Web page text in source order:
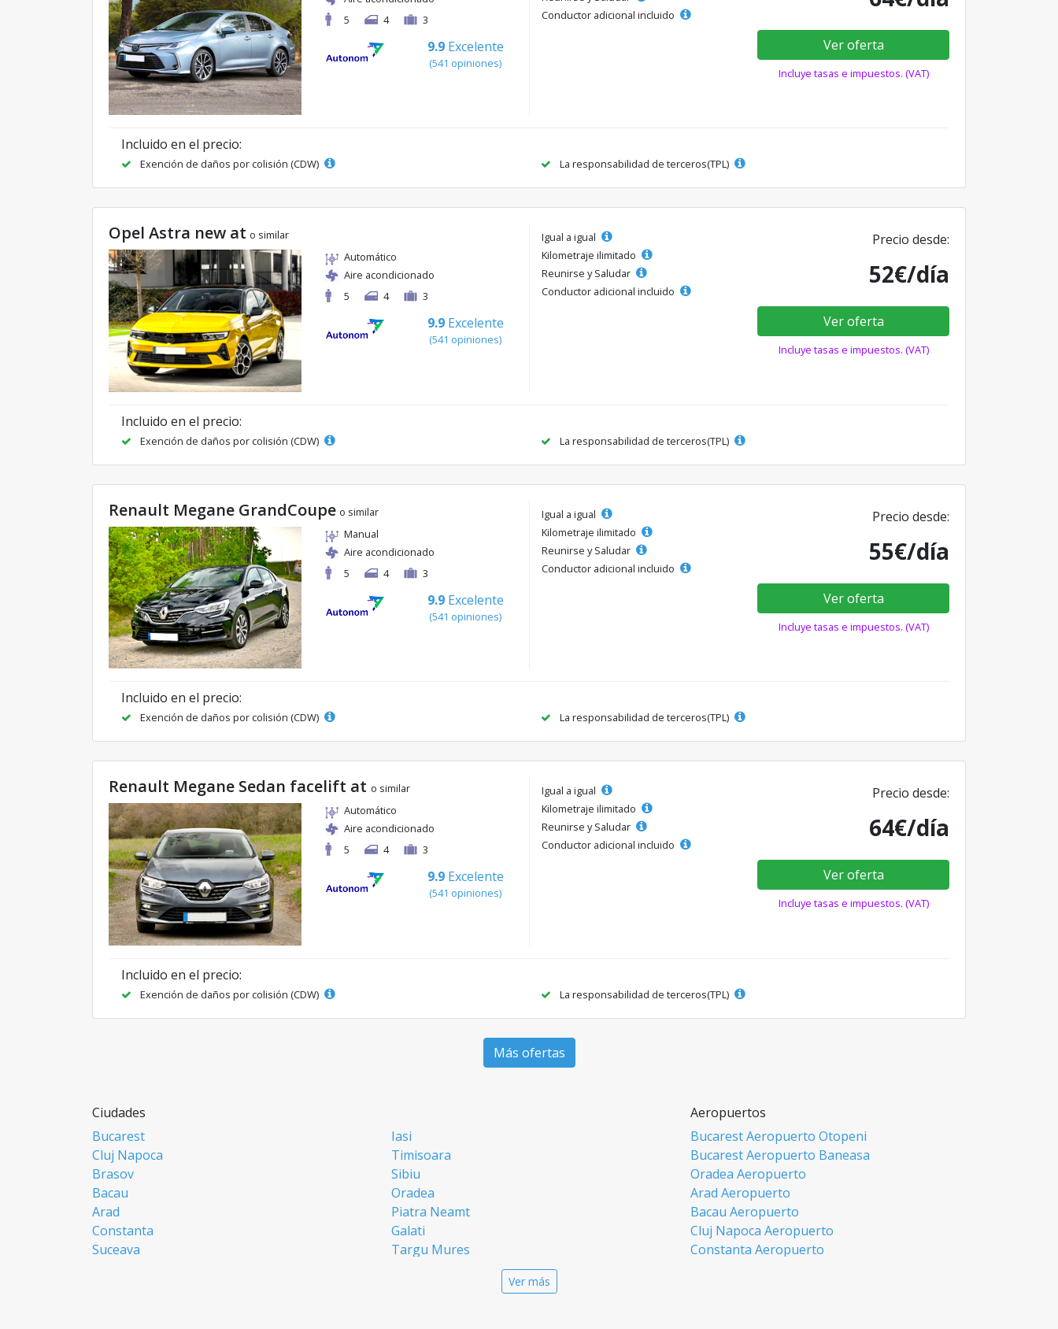
5
4 3
9.9 Excelente
(541 opiniones)
Conductor adicional incluido
Ver oferta
Incluye tasas e impuestos. (VAT)
Incluido en el precio:
Exención de daños por colisión (CDW) La responsabilidad de terceros(TPL)
Opel Astra new at o similar
Automático
Aire acondicionado
5
4 3
9.9 Excelente
(541 opiniones)
Igual a igual
Kilometraje ilimitado
Reunirse y Saludar
Conductor adicional incluido
Precio desde:
52€/día
Ver oferta
Incluye tasas e impuestos. (VAT)
Incluido en el precio:
Exención de daños por colisión (CDW) La responsabilidad de terceros(TPL)
Renault Megane GrandCoupe o similar
Manual
Aire acondicionado
5
4 3
9.9 Excelente
(541 opiniones)
Igual a igual
Kilometraje ilimitado
Reunirse y Saludar
Conductor adicional incluido
Precio desde:
55€/día
Ver oferta
Incluye tasas e impuestos. (VAT)
Incluido en el precio:
Exención de daños por colisión (CDW) La responsabilidad de terceros(TPL)
Renault Megane Sedan facelift at o similar
Automático
Aire acondicionado
5
4 3
9.9 Excelente
(541 opiniones)
Igual a igual
Kilometraje ilimitado
Reunirse y Saludar
Conductor adicional incluido
Precio desde:
64€/día
Ver oferta
Incluye tasas e impuestos. (VAT)
Incluido en el precio:
Exención de daños por colisión (CDW) La responsabilidad de terceros(TPL)
Más ofertas
Ciudades
Bucarest
Iasi
Cluj Napoca
Timisoara
Brasov
Sibiu
Bacau
Oradea
Arad
Piatra Neamt
Constanta
Galati
Suceava
Targu Mures
Aeropuertos
Bucarest Aeropuerto Otopeni
Bucarest Aeropuerto Baneasa
Oradea Aeropuerto
Arad Aeropuerto
Bacau Aeropuerto
Cluj Napoca Aeropuerto
Constanta Aeropuerto
Ver más